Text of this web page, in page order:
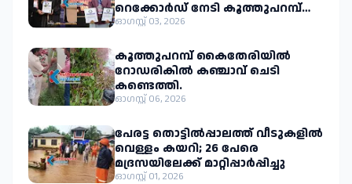
റെക്കോർഡ് നേടി കൂത്തുപറമ്പ്
സ്വദേശി മുഹമ്മദ് ഇജാസ് എം.പി.
ഓഗസ്റ്റ് 03, 2026
കൂത്തുപറമ്പ് കൈതേരിയിൽ
റോഡരികിൽ കഞ്ചാവ് ചെടി
കണ്ടെത്തി.
ഓഗസ്റ്റ് 06, 2026
പേരട്ട തൊട്ടിൽപ്പാലത്ത് വീടുകളിൽ
വെള്ളം കയറി; 26 പേരെ
മദ്രസയിലേക്ക് മാറ്റിപ്പാർപ്പിച്ചു
ഓഗസ്റ്റ് 01, 2026